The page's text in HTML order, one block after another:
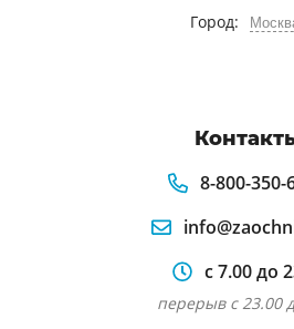
Город:
8-800-350-
с 7.00 до
перерыв с 23.00